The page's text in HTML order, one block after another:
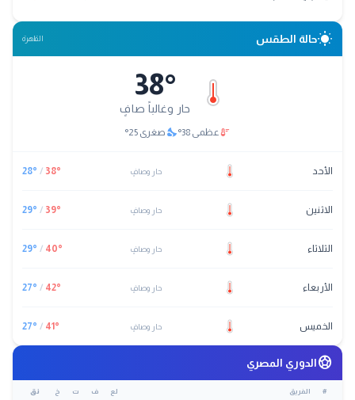
wb_sunnyحالة الطقس القاهرة
38°
حار وغالباً صافٍ
thermostatعظمى 38
°
nights_stay صغرى25
°
الأحد حار وصافٍ 38°
/
28°
الاثنين حار وصافٍ 39°
/
29°
الثلاثاء حار وصافٍ 40°
/
29°
الأربعاء حار وصافٍ 42°
/
27°
الخميس حار وصافٍ 41°
/
27°
sports_soccerالدوري المصري
# الفريق لع ف ت خ نق